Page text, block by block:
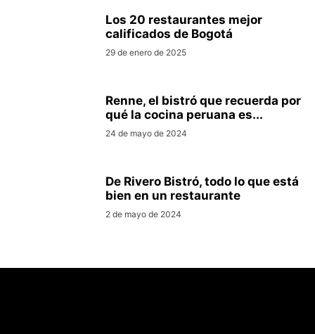
Los 20 restaurantes mejor
calificados de Bogotá
29 de enero de 2025
Renne, el bistró que recuerda por
qué la cocina peruana es...
24 de mayo de 2024
De Rivero Bistró, todo lo que está
bien en un restaurante
2 de mayo de 2024